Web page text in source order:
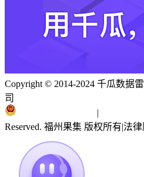
Copyright © 2014-2024 千瓜数据
司
|
Reserved. 福州果集 版权所有|法